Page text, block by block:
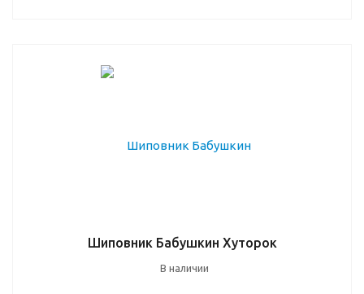
Шиповник Бабушкин Хуторок
В наличии